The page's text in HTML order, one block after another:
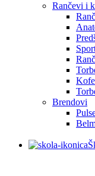
Rančevi i
Brendovi